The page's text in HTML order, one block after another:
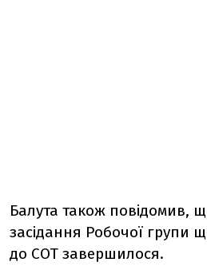
Балута також повідомив,
засідання Робочої групи
до СОТ завершилося.